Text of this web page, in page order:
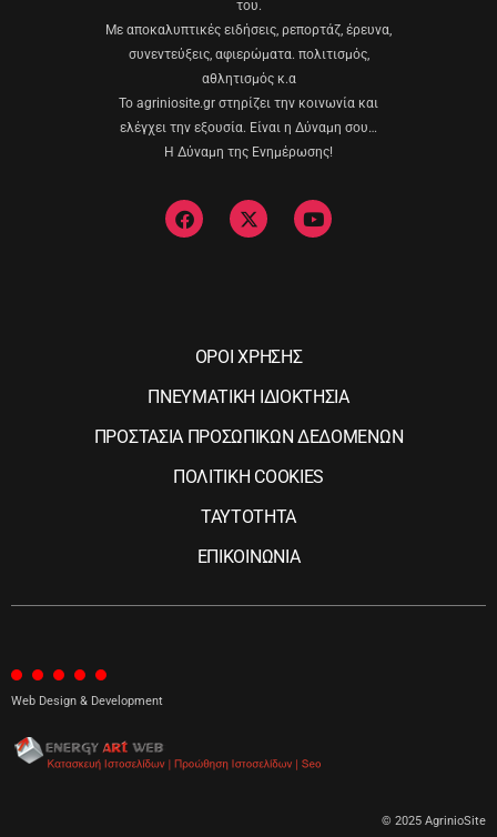
του.
Με αποκαλυπτικές ειδήσεις, ρεπορτάζ, έρευνα,
συνεντεύξεις, αφιερώματα. πολιτισμός,
αθλητισμός κ.α
Το agriniosite.gr στηρίζει την κοινωνία και
ελέγχει την εξουσία. Είναι η Δύναμη σου…
Η Δύναμη της Ενημέρωσης!
ΟΡΟΙ ΧΡΗΣΗΣ
ΠΝΕΥΜΑΤΙΚΗ ΙΔΙΟΚΤΗΣΙΑ
ΠΡΟΣΤΑΣΙΑ ΠΡΟΣΩΠΙΚΩΝ ΔΕΔΟΜΕΝΩΝ
ΠΟΛΙΤΙΚΗ COOKIES
ΤΑΥΤΟΤΗΤΑ
ΕΠΙΚΟΙΝΩΝΙΑ
Web Design & Development
© 2025 AgrinioSite